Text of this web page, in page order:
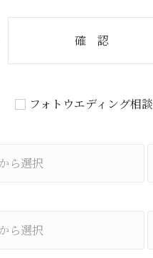
確 認
フォトウエディング相談